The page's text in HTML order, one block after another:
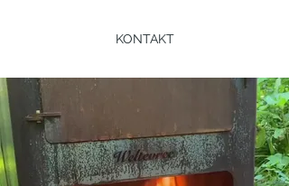
KONTAKT